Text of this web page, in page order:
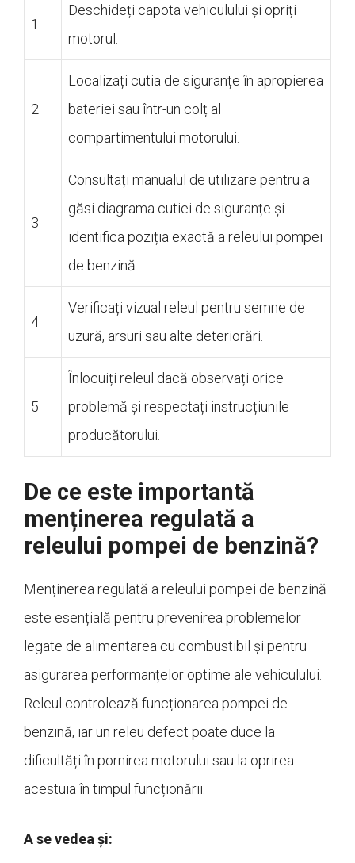
1
Deschideți capota vehiculului și opriți
motorul.
2
Localizați cutia de siguranțe în apropierea
bateriei sau într-un colț al
compartimentului motorului.
3
Consultați manualul de utilizare pentru a
găsi diagrama cutiei de siguranțe și
identifica poziția exactă a releului pompei
de benzină.
4
Verificați vizual releul pentru semne de
uzură, arsuri sau alte deteriorări.
5
Înlocuiți releul dacă observați orice
problemă și respectați instrucțiunile
producătorului.
De ce este importantă
menținerea regulată a
releului pompei de benzină?
Menținerea regulată a releului pompei de benzină
este esențială pentru prevenirea problemelor
legate de alimentarea cu combustibil și pentru
asigurarea performanțelor optime ale vehiculului.
Releul controlează funcționarea pompei de
benzină, iar un releu defect poate duce la
dificultăți în pornirea motorului sau la oprirea
acestuia în timpul funcționării.
A se vedea și: